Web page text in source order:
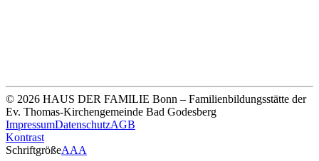
© 2026 HAUS DER FAMILIE Bonn – Familienbildungsstätte der
Ev. Thomas-Kirchengemeinde Bad Godesberg
ImpressumDatenschutzAGB
Kontrast
SchriftgrößeAAA